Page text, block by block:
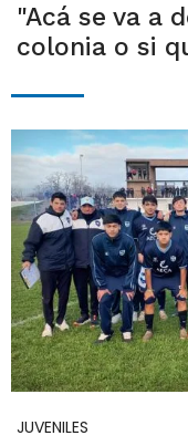
"Acá se va a
colonia o si
JUVENILES